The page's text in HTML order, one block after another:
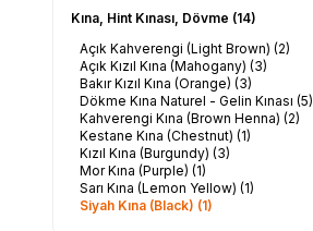
Kına, Hint Kınası, Dövme (14)
Açık Kahverengi (Light Brown) (2)
Açık Kızıl Kına (Mahogany) (3)
Bakır Kızıl Kına (Orange) (3)
Dökme Kına Naturel - Gelin Kınası (5)
Kahverengi Kına (Brown Henna) (2)
Kestane Kına (Chestnut) (1)
Kızıl Kına (Burgundy) (3)
Mor Kına (Purple) (1)
Sarı Kına (Lemon Yellow) (1)
Siyah Kına (Black) (1)